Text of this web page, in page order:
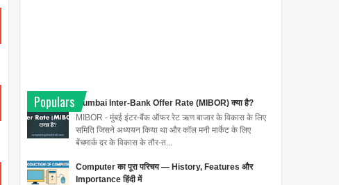
Populars
Mumbai Inter-Bank Offer Rate (MIBOR) क्या है?
MIBOR - मुंबई इंटर-बैंक ऑफर रेट ऋण बाजार के विकास के लिए
समिति जिसने अध्ययन किया था और कॉल मनी मार्केट के लिए
बेंचमार्क दर के विकास के तौर-त...
Computer का पूरा परिचय — History, Features और
Importance हिंदी में